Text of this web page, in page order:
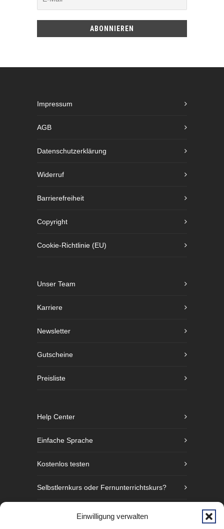
Einwilligung verwalten
Impressum
AGB
Datenschutzerklärung
Widerruf
Barrierefreiheit
Copyright
Cookie-Richtlinie (EU)
Unser Team
Karriere
Newsletter
Gutscheine
Preisliste
Help Center
Einfache Sprache
Kostenlos testen
Selbstlernkurs oder Fernunterrichtskurs?